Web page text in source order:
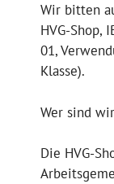
Wir bitten
HVG-Shop,
01,
Klasse).
Wer sind
Die HVG-